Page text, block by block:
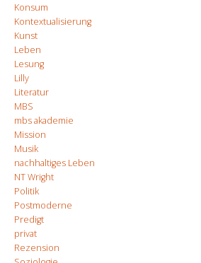
Konsum
Kontextualisierung
Kunst
Leben
Lesung
Lilly
Literatur
MBS
mbs akademie
Mission
Musik
nachhaltiges Leben
NT Wright
Politik
Postmoderne
Predigt
privat
Rezension